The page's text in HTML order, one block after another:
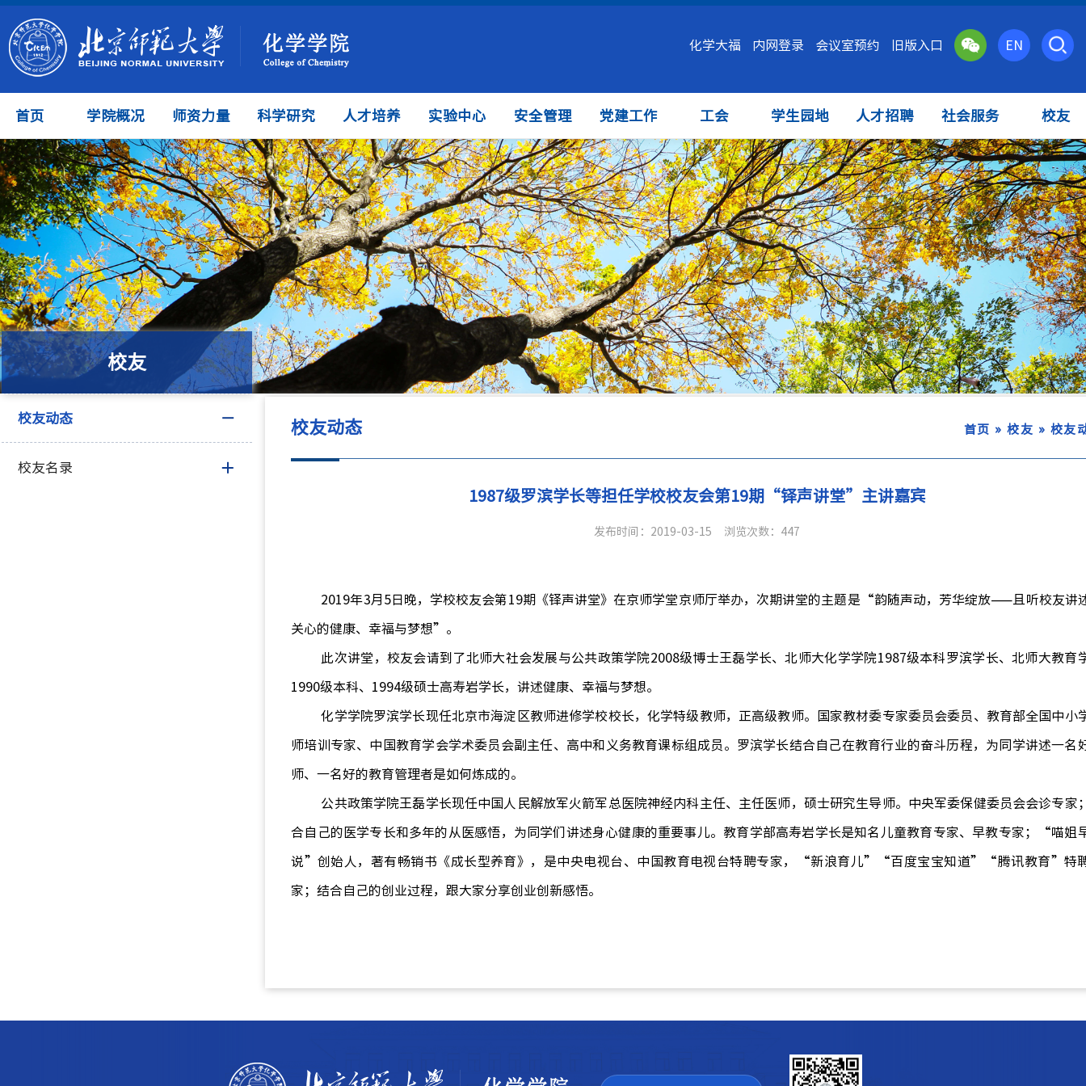
首页 学院概况 师资力量 科学研究 人才培养 实验中心 安全管理 党建工作 工会 学生园地 人才招聘 社会服务 校友
化学大福 内网登录 会议室预约 旧版入口 EN
校友
校友动态
校友名录
校友动态 首页 »校友 » 校友
1987级罗滨学长等担任学校校友会第19期“铎声讲堂”主讲嘉宾
发布时间：2019-03-15 浏览次数： 447
2019年3月 5日晚，学校校友会第19期 《铎声讲堂》在京师学堂京师厅举办， 次期讲堂的主题是 “韵随声动，芳华绽放—— 且听校友讲
关心的健康、幸福与梦想” 。
此次讲堂 ，校友会请到了北师大社会发展与公共政策学院2008级博士王磊学长、北师大化学学院1987级本科罗滨学长、北师大教育
1990级本科、 1994级硕士高寿岩学长，讲述健康、幸福与梦想。
化学学院罗滨学长现任北京市海淀区教师进修学校校长，化学特级教师，正高级教师。国家教材委专家委员会委员、教育部全国中小
师培训专家、中国教育学会学术委员会副主任、高中和义务教育课标组成员。 罗滨学长结合自己在教育行业的奋斗历程，为同学讲述一名
师、一名好的教育管理者是如何炼成的。
公共政策学院王磊学长现任中国人民解放军火箭军总医院神经内科主任、主任医师，硕士研究生导师。中央军委保健委员会会诊专家
合自己的医学专长和多年的从医感悟，为同学们讲述身心健康的重要事儿。 教育学部高寿岩学长是知名儿童教育专家、早教专家； “喵姐
说” 创始人，著有畅销书《成长型养育》 ，是中央电视台、中国教育电视台特聘专家， “新浪育儿”“百度宝宝知道”“腾讯教育” 特
家 ；结合自己的创业过程，跟大家分享创业创新感悟。